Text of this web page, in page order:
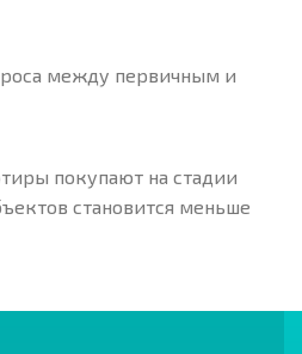
между первичным и
покупают на стадии
становится меньше